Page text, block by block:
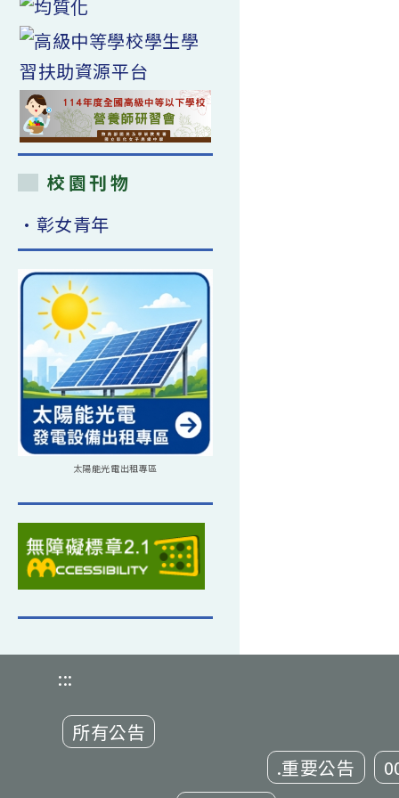
校園刊物
•彰女青年
太陽能光電出租專區
:::
所有公告
.重要公告